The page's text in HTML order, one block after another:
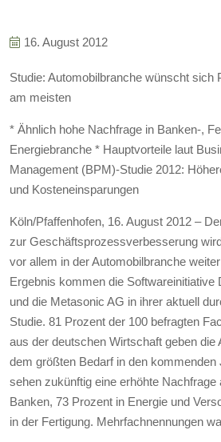
16. August 2012
Studie: Automobilbranche wünscht sich
am meisten
* Ähnlich hohe Nachfrage in Banken-,
Energiebranche * Hauptvorteile laut
Management (BPM)-Studie 2012:
und Kosteneinsparungen
Köln/Pfaffenhofen, 16. August 2012 –
zur Geschäftsprozessverbesserung
vor allem in der Automobilbranche
Ergebnis kommen die Softwareinitiative
und die Metasonic AG in ihrer aktuell
Studie. 81 Prozent der 100 befragten
aus der deutschen Wirtschaft geben die
dem größten Bedarf in den kommenden
sehen zukünftig eine erhöhte
Banken, 73 Prozent in Energie und
in der Fertigung. Mehrfachnennungen